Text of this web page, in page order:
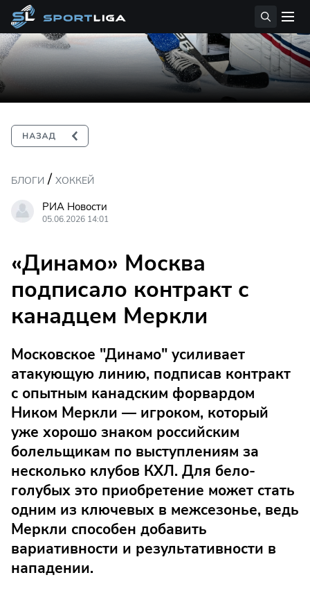
БЛОГИ / ХОККЕЙ
РИА Новости
05.06.2026 14:01
«Динамо» Москва
подписало контракт с
канадцем Меркли
Московское "Динамо" усиливает
атакующую линию, подписав контракт
с опытным канадским форвардом
Ником Меркли — игроком, который
уже хорошо знаком российским
болельщикам по выступлениям за
несколько клубов КХЛ. Для бело-
голубых это приобретение может стать
одним из ключевых в межсезонье, ведь
Меркли способен добавить
вариативности и результативности в
нападении.